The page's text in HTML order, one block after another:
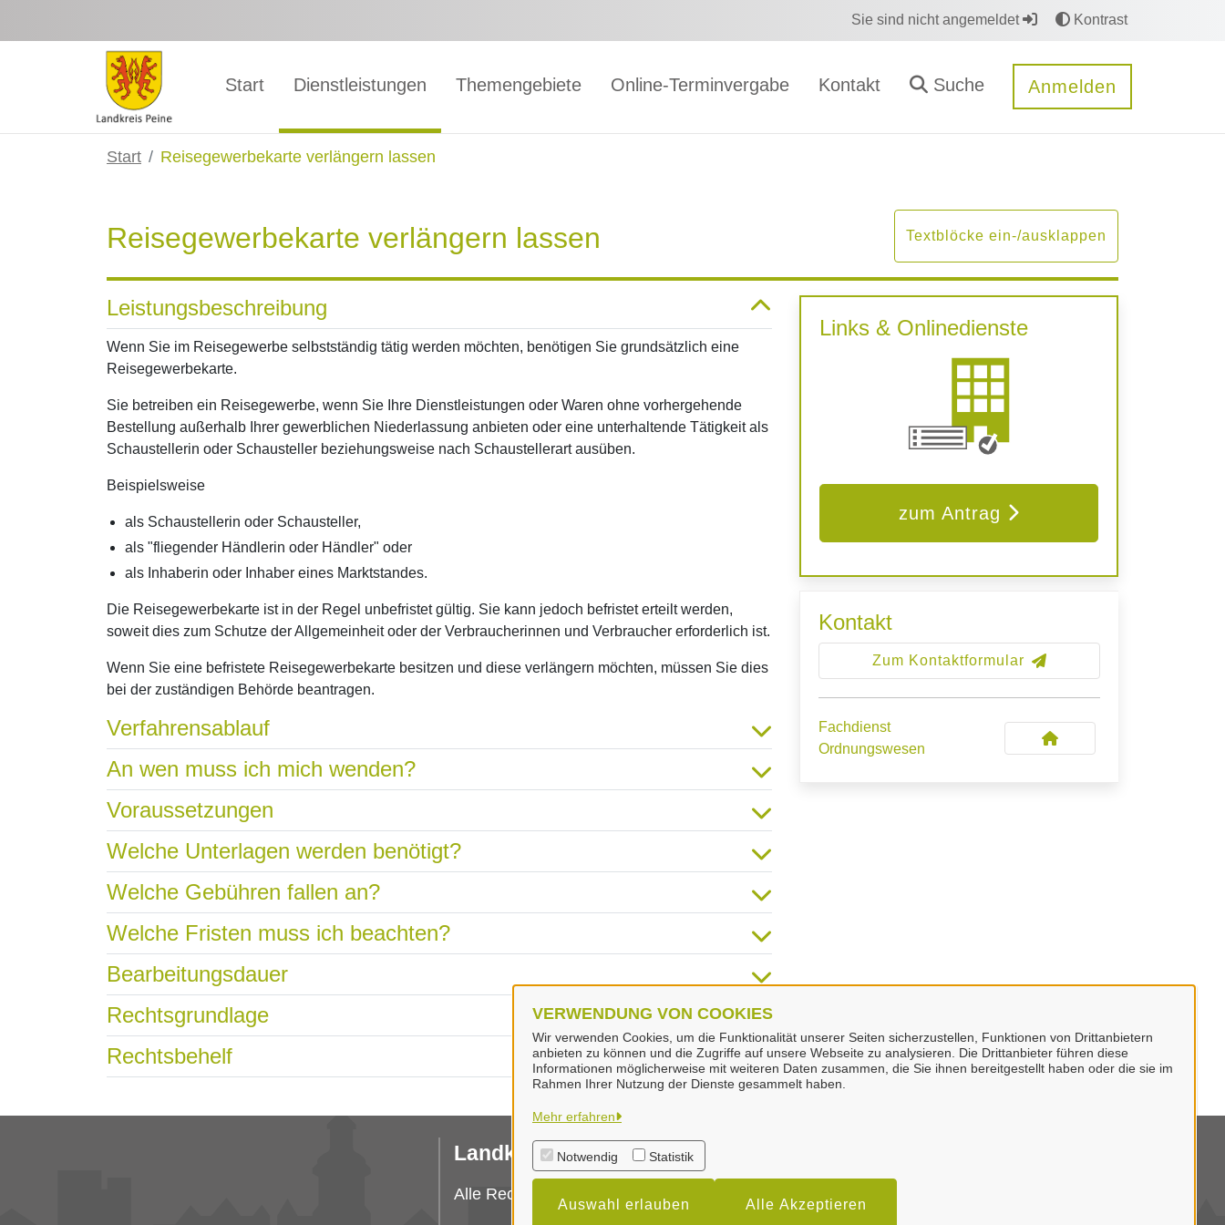
VERWENDUNG VON COOKIES
Wir verwenden Cookies, um die Funktionalität unserer Seiten sicherzustellen, Funktionen von Drittanbietern
anbieten zu können und die Zugriffe auf unsere Webseite zu analysieren. Die Drittanbieter führen diese
Informationen möglicherweise mit weiteren Daten zusammen, die Sie ihnen bereitgestellt haben oder die sie im
Rahmen Ihrer Nutzung der Dienste gesammelt haben.
Mehr erfahren
Notwendig Statistik
Auswahl erlauben Alle Akzeptieren
Sie sind nicht angemeldet Kontrast
Start Dienstleistungen Themengebiete Online-Terminvergabe Kontakt Suche Anmelden
Start Reisegewerbekarte verlängern lassen
Reisegewerbekarte verlängern lassen Textblöcke ein-/ausklappen
Leistungsbeschreibung
Wenn Sie im Reisegewerbe selbstständig tätig werden möchten, benötigen Sie grundsätzlich eine
Reisegewerbekarte.
Sie betreiben ein Reisegewerbe, wenn Sie Ihre Dienstleistungen oder Waren ohne vorhergehende
Bestellung außerhalb Ihrer gewerblichen Niederlassung anbieten oder eine unterhaltende Tätigkeit als
Schaustellerin oder Schausteller beziehungsweise nach Schaustellerart ausüben.
Beispielsweise
als Schaustellerin oder Schausteller,
als "fliegender Händlerin oder Händler" oder
als Inhaberin oder Inhaber eines Marktstandes.
Die Reisegewerbekarte ist in der Regel unbefristet gültig. Sie kann jedoch befristet erteilt werden,
soweit dies zum Schutze der Allgemeinheit oder der Verbraucherinnen und Verbraucher erforderlich ist.
Wenn Sie eine befristete Reisegewerbekarte besitzen und diese verlängern möchten, müssen Sie dies
bei der zuständigen Behörde beantragen.
Verfahrensablauf
An wen muss ich mich wenden?
Voraussetzungen
Welche Unterlagen werden benötigt?
Welche Gebühren fallen an?
Welche Fristen muss ich beachten?
Bearbeitungsdauer
Rechtsgrundlage
Rechtsbehelf
Links & Onlinedienste
zum Antrag
Kontakt
Zum Kontaktformular
Fachdienst
Ordnungswesen
Landkreis Peine
Alle Rechte vorbehalten